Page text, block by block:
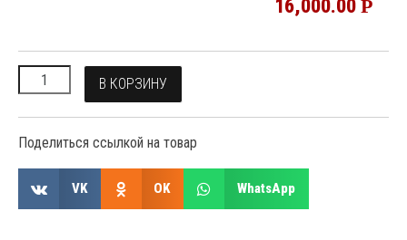
16,000.00 Р
В КОРЗИНУ
Поделиться ссылкой на товар
VK OK WhatsApp